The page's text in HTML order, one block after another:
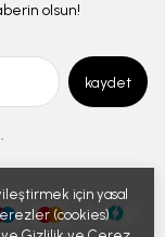
için yasal
(cookies)
olsun!
kaydet